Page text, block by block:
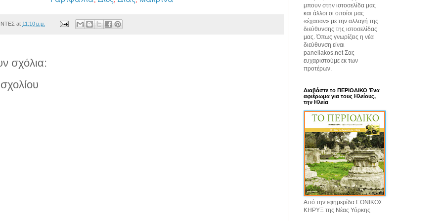
at 11:10 μ.μ.
σχόλια:
μπουν στην ιστοσελίδα μας
και άλλοι οι οποίοι μας
«έχασαν» με την αλλαγή της
διεύθυνσης της ιστοσελίδας
μας. Όπως γνωρίζεις η νέα
διεύθυνση είναι
paneliakos.net Σας
ευχαριστούμε εκ των
προτέρων.
Διαβάστε το ΠΕΡΙΟΔΙΚΟ Ένα
αφιέρωμα για τους Ηλείους,
την Ηλεία
Από την εφημερίδα ΕΘΝΙΚΟΣ
ΚΗΡΥΞ της Νέας Υόρκης